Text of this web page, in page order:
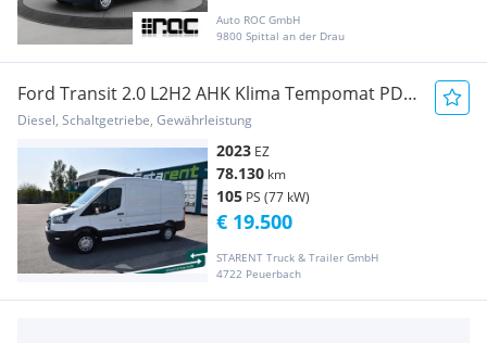
Auto ROC GmbH
9800 Spittal an der Drau
Ford Transit 2.0 L2H2 AHK Klima Tempomat PDC
Transporter / Kastenwagen
Diesel, Schaltgetriebe, Gewährleistung
2023 EZ
78.130 km
105 PS (77 kW)
STARENT Truck & Trailer GmbH
4722 Peuerbach
€ 19.500